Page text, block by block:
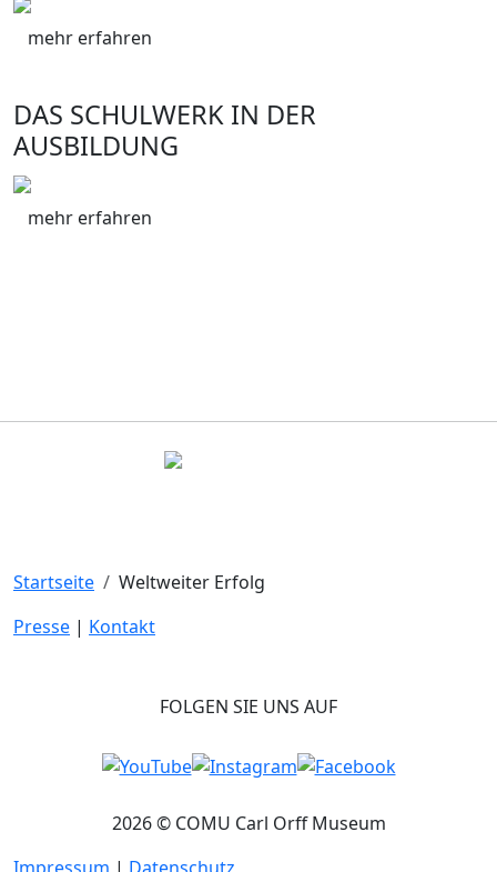
mehr erfahren
DAS SCHULWERK IN DER
AUSBILDUNG
mehr erfahren
Startseite
Weltweiter Erfolg
Presse | Kontakt
FOLGEN SIE UNS AUF
2026 © COMU Carl Orff Museum